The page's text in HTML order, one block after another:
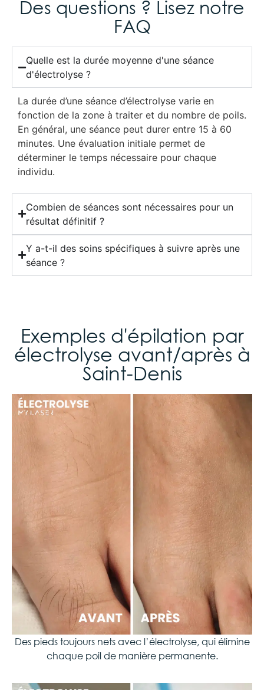
Des questions ? Lisez notre
FAQ
Quelle est la durée moyenne d'une séance
d'électrolyse ?
La durée d’une séance d’électrolyse varie en
fonction de la zone à traiter et du nombre de poils.
En général, une séance peut durer entre 15 à 60
minutes. Une évaluation initiale permet de
déterminer le temps nécessaire pour chaque
individu.
Combien de séances sont nécessaires pour un
résultat définitif ?
Y a-t-il des soins spécifiques à suivre après une
séance ?
Exemples d'épilation par
électrolyse avant/après à
Saint-Denis
Des pieds toujours nets avec l’électrolyse, qui élimine
chaque poil de manière permanente.